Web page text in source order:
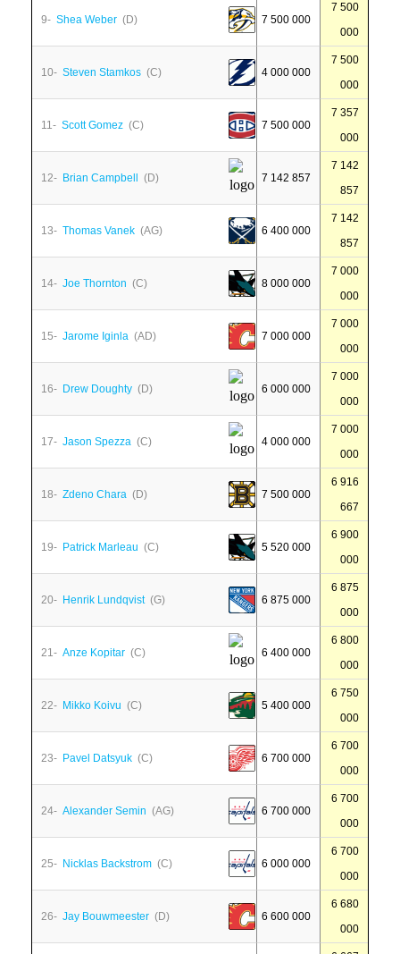
9- Shea Weber (D) 7 500 000
7 500
000
10- Steven Stamkos (C) 4 000 000
7 500
000
11- Scott Gomez (C) 7 500 000
7 357
000
12- Brian Campbell (D) 7 142 857
7 142
857
13- Thomas Vanek (AG) 6 400 000
7 142
857
14- Joe Thornton (C) 8 000 000
7 000
000
15- Jarome Iginla (AD) 7 000 000
7 000
000
16- Drew Doughty (D) 6 000 000
7 000
000
17- Jason Spezza (C) 4 000 000
7 000
000
18- Zdeno Chara (D) 7 500 000
6 916
667
19- Patrick Marleau (C) 5 520 000
6 900
000
20- Henrik Lundqvist(G) 6 875 000
6 875
000
21- Anze Kopitar (C) 6 400 000
6 800
000
22- Mikko Koivu (C) 5 400 000
6 750
000
23- Pavel Datsyuk (C) 6 700 000
6 700
000
24- Alexander Semin (AG) 6 700 000
6 700
000
25- Nicklas Backstrom (C) 6 000 000
6 700
000
26- Jay Bouwmeester (D) 6 600 000
6 680
000